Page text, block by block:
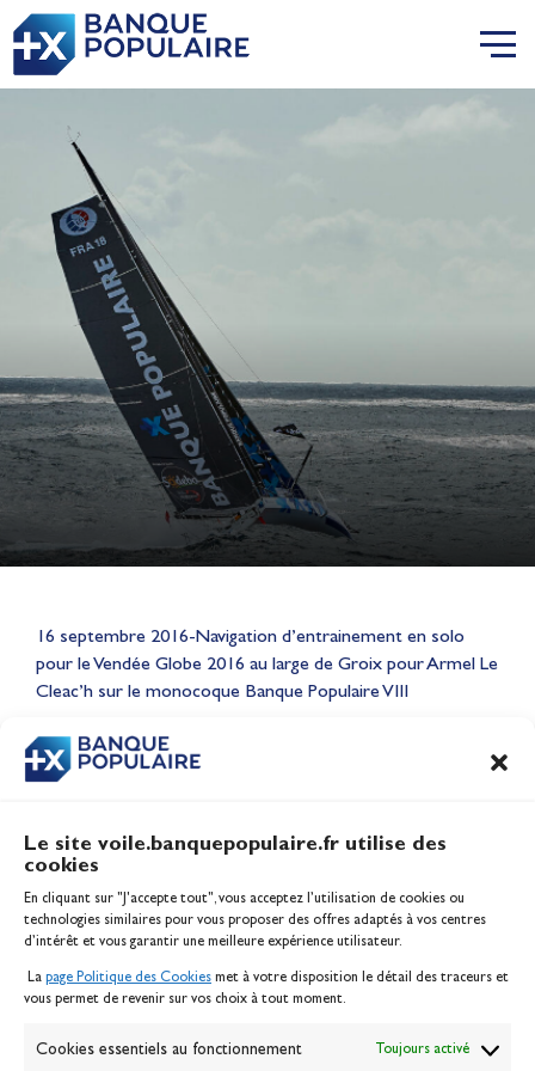
Le site voile.banquepopulaire.fr utilise des
cookies
En cliquant sur "J'accepte tout", vous acceptez l’utilisation de cookies ou
technologies similaires pour vous proposer des offres adaptés à vos centres
d’intérêt et vous garantir une meilleure expérience utilisateur.
La page Politique des Cookies met à votre disposition le détail des traceurs et
vous permet de revenir sur vos choix à tout moment.
Cookies essentiels au fonctionnement Toujours activé
16 septembre 2016-Navigation d’entrainement en solo
pour le Vendée Globe 2016 au large de Groix pour Armel Le
Cleac’h sur le monocoque Banque Populaire VIII
CONTENU
Beach, sur le plan d'eau des
Jeux Olympiques 2028
Inscription serveur média
Contact
Politique des cookies
Banque de la voile